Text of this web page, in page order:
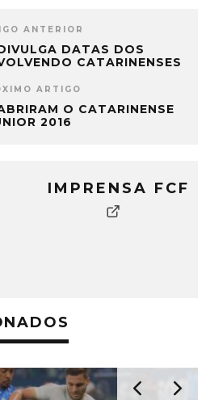
ANTERIOR
DATAS DOS
CATARINENSES
ARTIGO
O CATARINENSE
2016
IMPRENSA FCF